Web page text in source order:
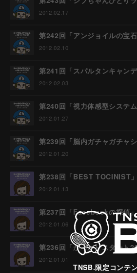
TNSB.限定コンテ
2012.02.17
第242回「アンジョイルの宝石
2012.02.10
第241回「スパルタンキャンデ
2012.02.03
第240回「視力体感型システム
2012.01.27
第239回「脳内ガチャガチャシ
2012.01.20
第238回「BEST TOCINIST」
2012.01.13
第237回「Facebookの探偵」
2012.01.06
第236回「がっかりスタート
2012.01.01